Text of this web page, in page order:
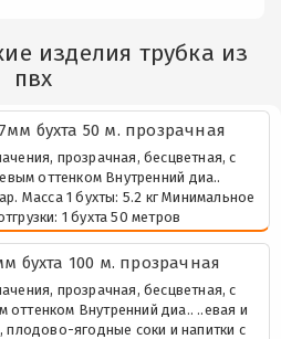
изделия трубка из
пвх
бухта 50 м. прозрачная
прозрачная, бесцветная, с
оттенком Внутренний диа..
Масса 1 бухты: 5.2 кг Минимальное
1 бухта 50 метров
бухта 100 м. прозрачная
прозрачная, бесцветная, с
Внутренний диа.. ..евая и
плодово-ягодные соки и напитки с